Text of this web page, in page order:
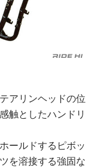
アリンヘッドの位
触としたハンドリ
ールドするピボッ
を溶接する強固な